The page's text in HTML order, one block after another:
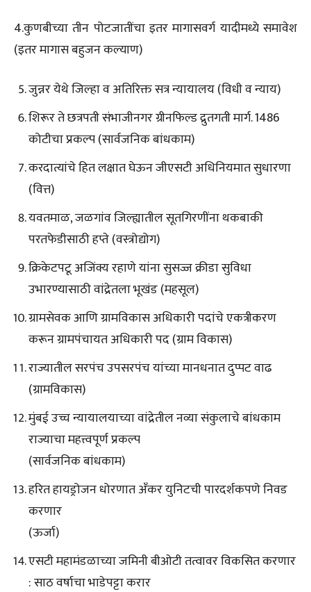
4.कुणबीच्या तीन पोटजातींचा इतर मागासवर्ग यादीमध्ये समावेश
(इतर मागास बहुजन कल्याण)
जुन्नर येथे जिल्हा व अतिरिक्त सत्र न्यायालय (विधी व न्याय)
शिरूर ते छत्रपती संभाजीनगर ग्रीनफिल्ड द्रुतगती मार्ग. 1486
कोटीचा प्रकल्प (सार्वजनिक बांधकाम)
करदात्यांचे हित लक्षात घेऊन जीएसटी अधिनियमात सुधारणा
(वित्त)
यवतमाळ, जळगांव जिल्ह्यातील सूतगिरणींना थकबाकी
परतफेडीसाठी हप्ते (वस्त्रोद्योग)
क्रिकेटपटू अजिंक्य रहाणे यांना सुसज्ज क्रीडा सुविधा
उभारण्यासाठी वांद्रेतला भूखंड (महसूल)
ग्रामसेवक आणि ग्रामविकास अधिकारी पदांचे एकत्रीकरण
करून ग्रामपंचायत अधिकारी पद (ग्राम विकास)
राज्यातील सरपंच उपसरपंच यांच्या मानधनात दुप्पट वाढ
(ग्रामविकास)
मुंबई उच्च न्यायालयाच्या वांद्रेतील नव्या संकुलाचे बांधकाम
राज्याचा महत्त्वपूर्ण प्रकल्प
(सार्वजनिक बांधकाम)
हरित हायड्रोजन धोरणात अँकर युनिटची पारदर्शकपणे निवड
करणार
(ऊर्जा)
एसटी महामंडळाच्या जमिनी बीओटी तत्वावर विकसित करणार
: साठ वर्षाचा भाडेपट्टा करार